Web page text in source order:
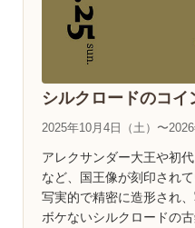
シルクロードのコイ
2025年10月4日（土）〜2026
アレクサンダー大王や初
など、国王像が刻印され
写実的で精密に造形され
ボケないシルクロードの